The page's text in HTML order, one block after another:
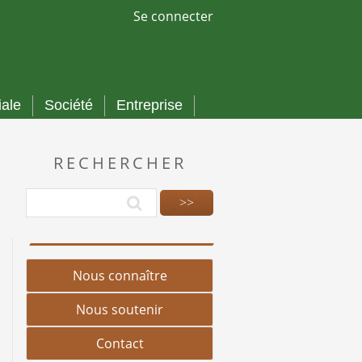
Se connecter
Société Entreprise
RECHERCHER
Nous connaître
Nous soutenir
Contact